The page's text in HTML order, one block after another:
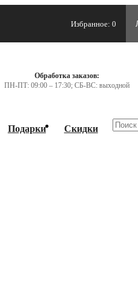
Избранное: 0
Обработка заказов:
ПН-ПТ: 09:00 – 17:30; СБ-ВС: выходной
Подарки Скидки